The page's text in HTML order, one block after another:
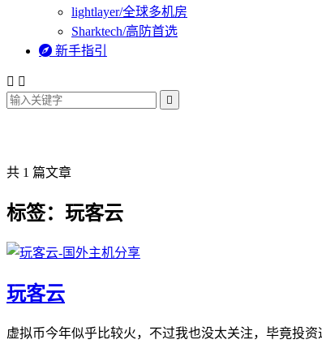
lightlayer/全球多机房
Sharktech/高防首选
 新手指引
 

共 1 篇文章
标签：玩客云
玩客云
虚拟币今年似乎比较火，不过我也没太关注，毕竟投